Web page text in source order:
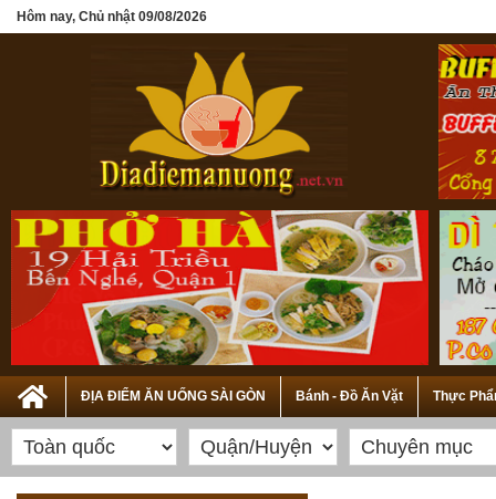
Hôm nay, Chủ nhật 09/08/2026
ĐỊA ĐIỂM ĂN UỐNG SÀI GÒN Bánh - Đồ Ăn Vặt Thực